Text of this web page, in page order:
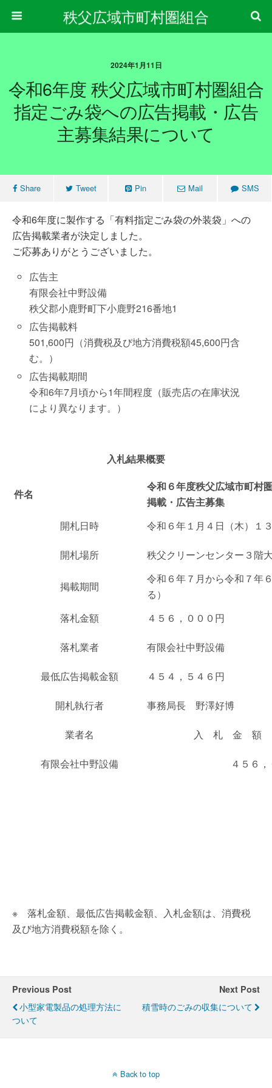
秩父広域市町村圏組合
2024年1月11日
令和6年度 秩父広域市町村圏組合
指定ごみ袋への広告掲載・広告
主募集結果について
Share Tweet Pin Mail SMS
令和6年度に製作する「有料指定ごみ袋の外装袋」への
広告掲載業者が決定しました。
ご応募ありがとうございました。
広告主
有限会社中野設備
秩父郡小鹿野町下小鹿野216番地1
広告掲載料
501,600円（消費税及び地方消費税額45,600円含
む。）
広告掲載期間
令和6年7月頃から1年間程度（販売店の在庫状況
により異なります。）
入札結果概要
件名
令和６年度秩父広域市町村
掲載・広告主募集
開札日時
令和６年１月４日（木）１
開札場所 秩父クリーンセンター３階
掲載期間
令和６年７月から令和７年
る）
落札金額
４５６，０００円
落札業者 有限会社中野設備
最低広告掲載金額 ４５４，５４６円
開札執行者 事務局長 野澤好博
業者名 入 札 金 額
有限会社中野設備 ４５６
※ 落札金額、最低広告掲載金額、入札金額は、消費税
及び地方消費税額を除く。
Previous Post
小型家電製品の処理方法に
ついて
Next Post
積雪時のごみの収集について
Back to top